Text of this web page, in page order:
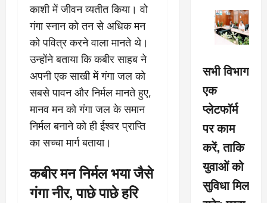
काशी में जीवन व्यतीत किया। वो
गंगा स्नान को तन से अधिक मन
को पवित्र करने वाला मानते थे।
उन्होंने बताया कि कबीर साहब ने
अपनी एक साखी में गंगा जल को
सबसे पावन और निर्मल मानते हुए,
मानव मन को गंगा जल के समान
निर्मल बनाने को ही ईश्वर प्राप्ति
का सच्चा मार्ग बताया।
कबीर मन निर्मल भया जैसे
गंगा नीर, पाछे पाछे हरि
सभी विभाग
एक
प्लेटफॉर्म
पर काम
करें, ताकि
युवाओं को
सुविधा मिल